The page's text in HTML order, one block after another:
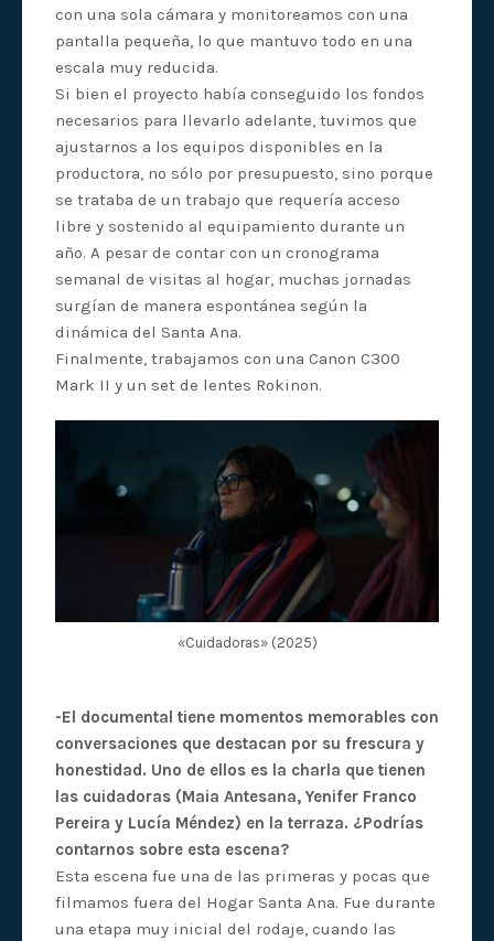
con una sola cámara y monitoreamos con una
pantalla pequeña, lo que mantuvo todo en una
escala muy reducida.
Si bien el proyecto había conseguido los fondos
necesarios para llevarlo adelante, tuvimos que
ajustarnos a los equipos disponibles en la
productora, no sólo por presupuesto, sino porque
se trataba de un trabajo que requería acceso
libre y sostenido al equipamiento durante un
año. A pesar de contar con un cronograma
semanal de visitas al hogar, muchas jornadas
surgían de manera espontánea según la
dinámica del Santa Ana.
Finalmente, trabajamos con una Canon C300
Mark II y un set de lentes Rokinon.
«Cuidadoras» (2025)
-El documental tiene momentos memorables con
conversaciones que destacan por su frescura y
honestidad. Uno de ellos es la charla que tienen
las cuidadoras (Maia Antesana, Yenifer Franco
Pereira y Lucía Méndez) en la terraza. ¿Podrías
contarnos sobre esta escena?
Esta escena fue una de las primeras y pocas que
filmamos fuera del Hogar Santa Ana. Fue durante
una etapa muy inicial del rodaje, cuando las